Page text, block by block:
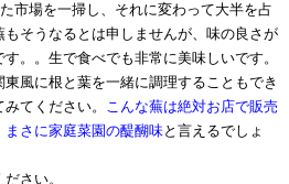
市場を一掃し、それに変わって大半を占
そうなるとは申しませんが、味の良さが
。。生で食べでも非常に美味しいです。
風に根と葉を一緒に調理することもでき
てください。 こんな蕪は絶対お店で販売
さに家庭菜園の醍醐味と言えるでしょ
さい。